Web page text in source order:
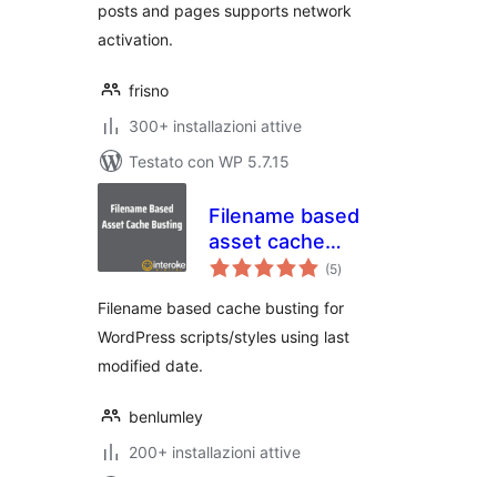
posts and pages supports network
activation.
frisno
300+ installazioni attive
Testato con WP 5.7.15
Filename based
asset cache
busting
(5valutazioni
totali
)
Filename based cache busting for
WordPress scripts/styles using last
modified date.
benlumley
200+ installazioni attive